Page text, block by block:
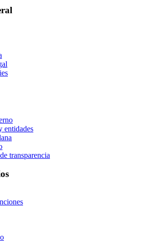
entidades
transparencia